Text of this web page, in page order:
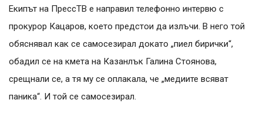
Екипът на ПрессТВ е направил телефонно интервю с
прокурор Кацаров, което предстои да излъчи. В него той
обяснявал как се самосезирал докато „пиел бирички“,
обадил се на кмета на Казанлък Галина Стоянова,
срещнали се, а тя му се оплакала, че „медиите всяват
паника“. И той се самосезирал.